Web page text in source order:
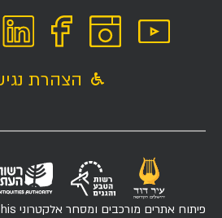
הצהרת
פיתוח אתרים מורכבים ומסחר אלקטרוני